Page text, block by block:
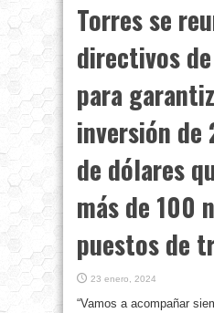
Torres se
directivos
para
inversión
de dólares
más de 100
puestos de
23 enero, 2024
“Vamos a acompañar